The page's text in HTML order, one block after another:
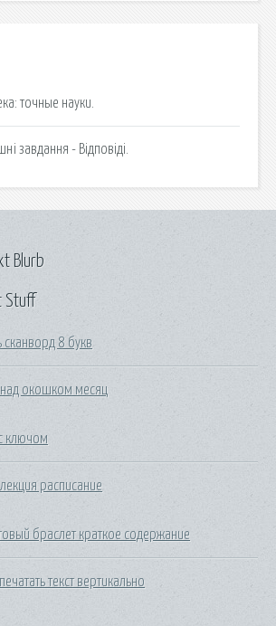
точные науки.
завдання - Відповіді.
Stuff
сканворд 8 букв
над окошком месяц
ключом
расписание
браслет краткое содержание
текст вертикально
Blurb